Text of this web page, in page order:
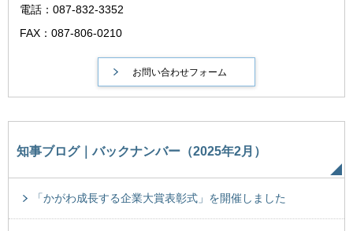
電話：087-832-3352
FAX：087-806-0210
知事ブログ｜バックナンバー（2025年2月）
「かがわ成長する企業大賞表彰式」を開催しました